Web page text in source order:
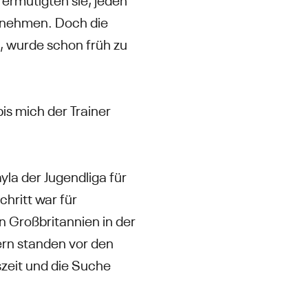
Doch die
wurde schon früh zu
mich der Trainer
der Jugendliga für
war für
Großbritannien in der
standen vor den
und die Suche